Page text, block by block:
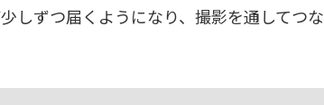
しずつ届くようになり、撮影を通してつな